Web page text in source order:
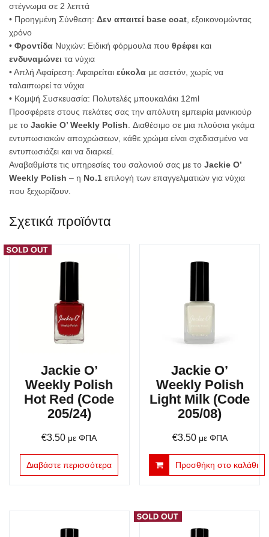
στέγνωμα σε 2 λεπτά
• Προηγμένη Σύνθεση: Δεν απαιτεί base coat , εξοικονομώντας
χρόνο
• Φροντίδα Νυχιών: Ειδική φόρμουλα που θρέφει και
ενδυναμώνει τα νύχια
• Απλή Αφαίρεση: Αφαιρείται εύκολα με ασετόν, χωρίς να
ταλαιπωρεί τα νύχια
• Κομψή Συσκευασία: Πολυτελές μπουκαλάκι 12ml
Προσφέρετε στους πελάτες σας την απόλυτη εμπειρία μανικιούρ
με το Jackie O’ Weekly Polish . Διαθέσιμο σε μια πλούσια γκάμα
εντυπωσιακών αποχρώσεων, κάθε χρώμα είναι σχεδιασμένο να
εντυπωσιάζει και να διαρκεί.
Αναβαθμίστε τις υπηρεσίες του σαλονιού σας με το Jackie O’
Weekly Polish – η Νο.1 επιλογή των επαγγελματιών για νύχια
που ξεχωρίζουν.
Σχετικά προϊόντα
Jackie O’
Weekly Polish
Hot Red (Code
205/24)
€3.50 με ΦΠΑ
Διαβάστε περισσότερα
Jackie O’
Weekly Polish
Light Milk (Code
205/08)
€3.50 με ΦΠΑ
Προσθήκη στο καλάθι